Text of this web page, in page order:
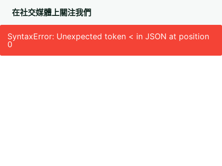
在社交媒體上關注我們
SyntaxError: Unexpected token < in JSON at position
0